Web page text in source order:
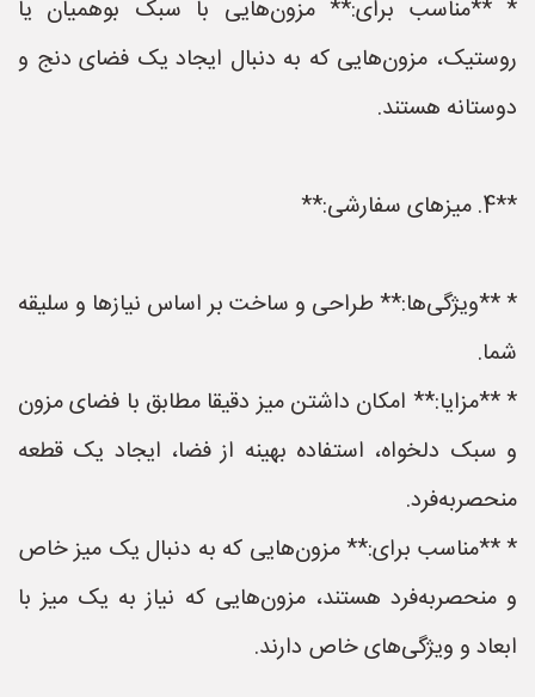
* **مناسب برای:** مزون‌هایی با سبک بوهمیان یا
روستیک، مزون‌هایی که به دنبال ایجاد یک فضای دنج و
دوستانه هستند.
**4. میزهای سفارشی:**
* **ویژگی‌ها:** طراحی و ساخت بر اساس نیازها و سلیقه
شما.
* **مزایا:** امکان داشتن میز دقیقا مطابق با فضای مزون
و سبک دلخواه، استفاده بهینه از فضا، ایجاد یک قطعه
منحصربه‌فرد.
* **مناسب برای:** مزون‌هایی که به دنبال یک میز خاص
و منحصربه‌فرد هستند، مزون‌هایی که نیاز به یک میز با
ابعاد و ویژگی‌های خاص دارند.